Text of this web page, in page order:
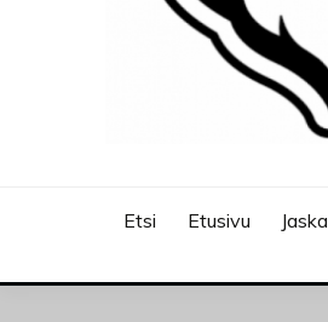
Etsi Etusivu